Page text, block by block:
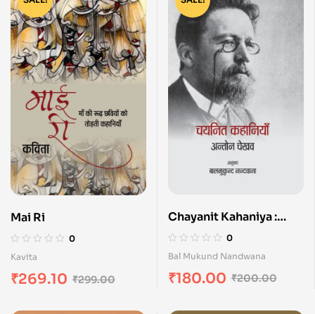
Mai Ri
0
Kavita
₹299.00
₹269.10
Chayanit Kahaniya :
Anton Chekhav
0
Bal Mukund Nandwana
₹200.00
₹180.00